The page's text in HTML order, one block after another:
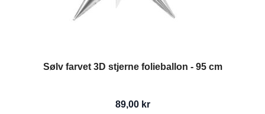
Sølv farvet 3D stjerne folieballon - 95 cm
89,00 kr